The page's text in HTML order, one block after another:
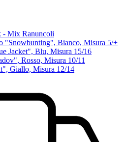
- Mix Ranuncoli
"Snowbunting", Bianco, Misura 5/+
Jacket", Blu, Misura 15/16
Rosso, Misura 10/11
Giallo, Misura 12/14